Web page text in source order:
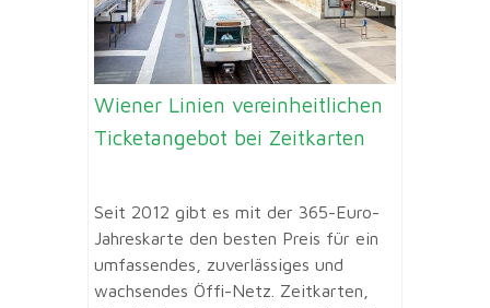
Wiener Linien vereinheitlichen
Ticketangebot bei Zeitkarten
Seit 2012 gibt es mit der 365-Euro-
Jahreskarte den besten Preis für ein
umfassendes, zuverlässiges und
wachsendes Öffi-Netz. Zeitkarten,